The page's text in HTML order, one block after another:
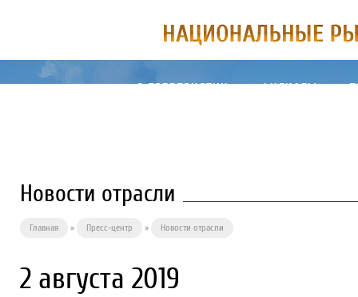
О ПРЕДПРИЯТИИ ФИЛИАЛЫ
Новости отрасли
Главная » Пресс-центр » Новости отрасли
2 августа 2019